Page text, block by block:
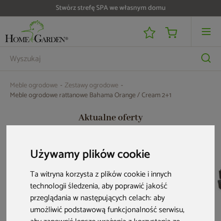
Używamy plików cookie
Ta witryna korzysta z plików cookie i innych
technologii śledzenia, aby poprawić jakość
przeglądania w następujących celach:aby
umożliwić podstawową funkcjonalność serwisu,
Do 25 000 zł zwrotu na kartę i raty RRSO 0%
Meble ogrodowe
Zestawy ogrodowe
Meble ogrodowe rattanowe Bahama Orange / Cream 2+1
Aktualne oferty